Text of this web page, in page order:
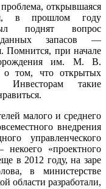
открывшаяся
в прошлом году
поднят вопрос
запасов —
Помнится, при начале
им. М. В.
о том, что открытых
такие
малого и среднего
внедрения
управленческого
«проектного
в 2012 году, на заре
в министерстве
области разработали,